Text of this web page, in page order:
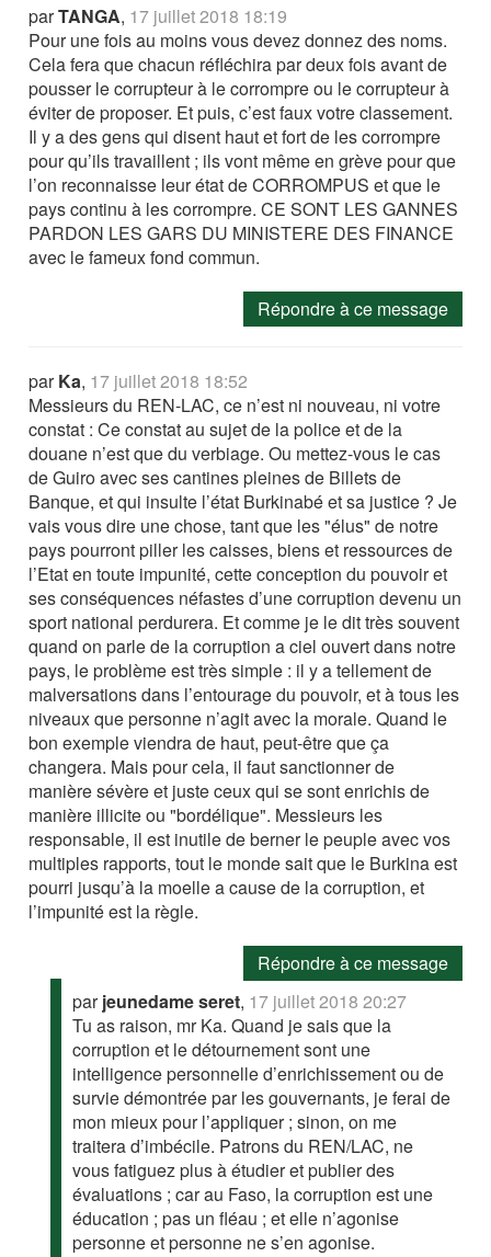
parTANGA, 17 juillet 2018 18:19
Pour une fois au moins vous devez donnez des noms.
Cela fera que chacun réfléchira par deux fois avant de
pousser le corrupteur à le corrompre ou le corrupteur à
éviter de proposer. Et puis, c’est faux votre classement.
Il y a des gens qui disent haut et fort de les corrompre
pour qu’ils travaillent ; ils vont même en grève pour que
l’on reconnaisse leur état de CORROMPUS et que le
pays continu à les corrompre. CE SONT LES GANNES
PARDON LES GARS DU MINISTERE DES FINANCE
avec le fameux fond commun.
Répondre à ce message
parKa, 17 juillet 2018 18:52
Messieurs du REN-LAC, ce n’est ni nouveau, ni votre
constat : Ce constat au sujet de la police et de la
douane n’est que du verbiage. Ou mettez-vous le cas
de Guiro avec ses cantines pleines de Billets de
Banque, et qui insulte l’état Burkinabé et sa justice ? Je
vais vous dire une chose, tant que les "élus" de notre
pays pourront piller les caisses, biens et ressources de
l’Etat en toute impunité, cette conception du pouvoir et
ses conséquences néfastes d’une corruption devenu un
sport national perdurera. Et comme je le dit très souvent
quand on parle de la corruption a ciel ouvert dans notre
pays, le problème est très simple : il y a tellement de
malversations dans l’entourage du pouvoir, et à tous les
niveaux que personne n’agit avec la morale. Quand le
bon exemple viendra de haut, peut-être que ça
changera. Mais pour cela, il faut sanctionner de
manière sévère et juste ceux qui se sont enrichis de
manière illicite ou "bordélique". Messieurs les
responsable, il est inutile de berner le peuple avec vos
multiples rapports, tout le monde sait que le Burkina est
pourri jusqu’à la moelle a cause de la corruption, et
l’impunité est la règle.
Répondre à ce message
parjeunedame seret, 17 juillet 2018 20:27
Tu as raison, mr Ka. Quand je sais que la
corruption et le détournement sont une
intelligence personnelle d’enrichissement ou de
survie démontrée par les gouvernants, je ferai de
mon mieux pour l’appliquer ; sinon, on me
traitera d’imbécile. Patrons du REN/LAC, ne
vous fatiguez plus à étudier et publier des
évaluations ; car au Faso, la corruption est une
éducation ; pas un fléau ; et elle n’agonise
personne et personne ne s’en agonise.